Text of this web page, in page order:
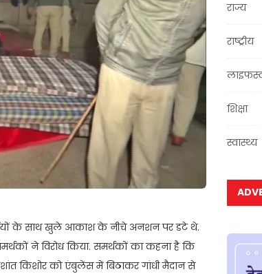
के साथ खुले आकाश के नीचे अनशन पर डटे थे.
ने विरोध किया. समर्थकों का कहना है कि
किशोर को एंबुलेंस में बिठाकर गांधी मैदान से
राज्य
राष्ट्रीय
शिक्षा
स्वास्थ्य